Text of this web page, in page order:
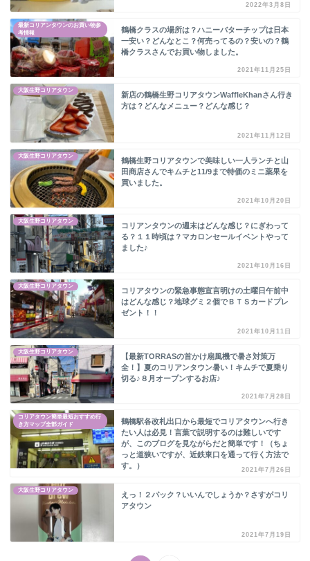
2022年3月8日
最新コリアンタウンのお買い物参
考情報
鶴橋クラスの場所は？ハニーバターチップは日本
一安い？どんなとこ？何売ってるの？安いの？鶴
橋クラスさんでお買い物しました。
2021年11月25日
大阪生野コリアタウン
新店の鶴橋生野コリアタウンWaffleKhanさん行き
方は？どんなメニュー？どんな感じ？
2021年11月12日
大阪生野コリアタウン
鶴橋生野コリアタウンで美味しい一人ランチと山
田商店さんでキムチと11/9まで特価のミニ薬果を
買いました。
2021年10月20日
大阪生野コリアタウン
コリアンタウンの週末はどんな感じ？にぎわって
る？１１時頃は？マカロンセールイベントやって
ました♪
2021年10月16日
大阪生野コリアタウン
コリアタウンの緊急事態宣言明けの土曜日午前中
はどんな感じ？地球グミ２個でＢＴＳカードプレ
ゼント！！
2021年10月11日
大阪生野コリアタウン
【最新TORRASの首かけ扇風機で暑さ対策万
全！】夏のコリアンタウン暑い！キムチで夏乗り
切る♪８月オープンするお店♪
2021年7月28日
コリアタウン簡単最短おすすめ行
き方マップ全部ガイド
鶴橋駅各改札出口から最短でコリアタウンへ行き
たい人は必見！言葉で説明するのは難しいです
が、このブログを見ながらだと簡単です！（ちょ
っと道狭いですが、近鉄東口を通って行く方法で
す。）
2021年7月26日
大阪生野コリアタウン
えっ！２パック？いいんでしょうか？さすがコリ
アタウン
2021年7月19日